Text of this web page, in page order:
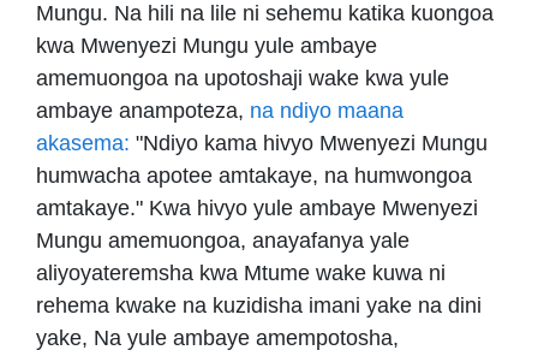
Mungu. Na hili na lile ni sehemu katika kuongoa
kwa Mwenyezi Mungu yule ambaye
amemuongoa na upotoshaji wake kwa yule
ambaye anampoteza, na ndiyo maana
akasema: "Ndiyo kama hivyo Mwenyezi Mungu
humwacha apotee amtakaye, na humwongoa
amtakaye." Kwa hivyo yule ambaye Mwenyezi
Mungu amemuongoa, anayafanya yale
aliyoyateremsha kwa Mtume wake kuwa ni
rehema kwake na kuzidisha imani yake na dini
yake, Na yule ambaye amempotosha,